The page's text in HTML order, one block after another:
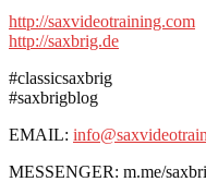
http://saxvideotraining.com
http://saxbrig.de
#classicsaxbrig
#saxbrigblog
EMAIL:
MESSENGER: m.me/